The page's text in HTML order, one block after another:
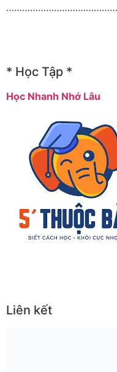
* Học Tập *
Học Nhanh Nhớ Lâu
Liên kết